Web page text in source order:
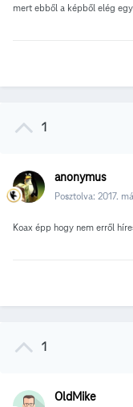
mert ebből a képből elég
1
anonymus
Posztolva: 2017.
Koax épp hogy nem erről
1
OldMike